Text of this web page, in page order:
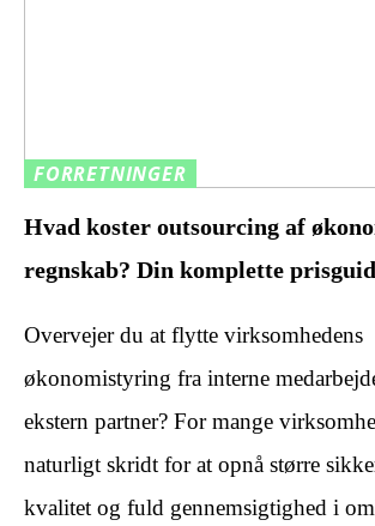
FORRETNINGER
Hvad koster outsourcing af
regnskab? Din komplette
Overvejer du at flytte virksomhedens
økonomistyring fra interne
ekstern partner? For mange
naturligt skridt for at opnå større
kvalitet og fuld gennemsigtighed i